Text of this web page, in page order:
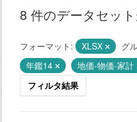
8 件のデータセッ
フォーマット: XLSX グ
年鑑14
地価-物価-家計
フィルタ結果